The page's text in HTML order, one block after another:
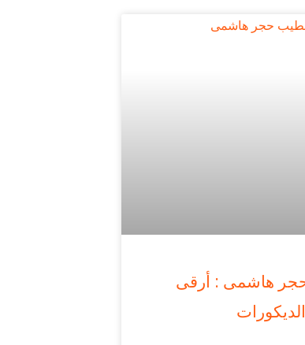
هاشمى : أرقى
الديكورات